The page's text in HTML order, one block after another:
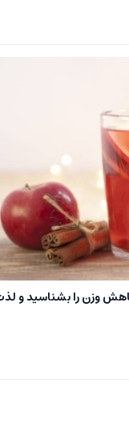
وزن را بشناسید و